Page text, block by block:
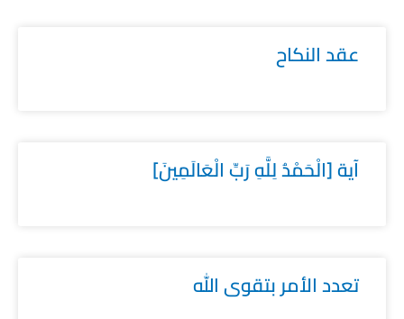
عقد النكاح
آية [الْحَمْدُ لِلَّهِ رَبِّ الْعَالَمِينَ]
تعدد الأمر بتقوى الله